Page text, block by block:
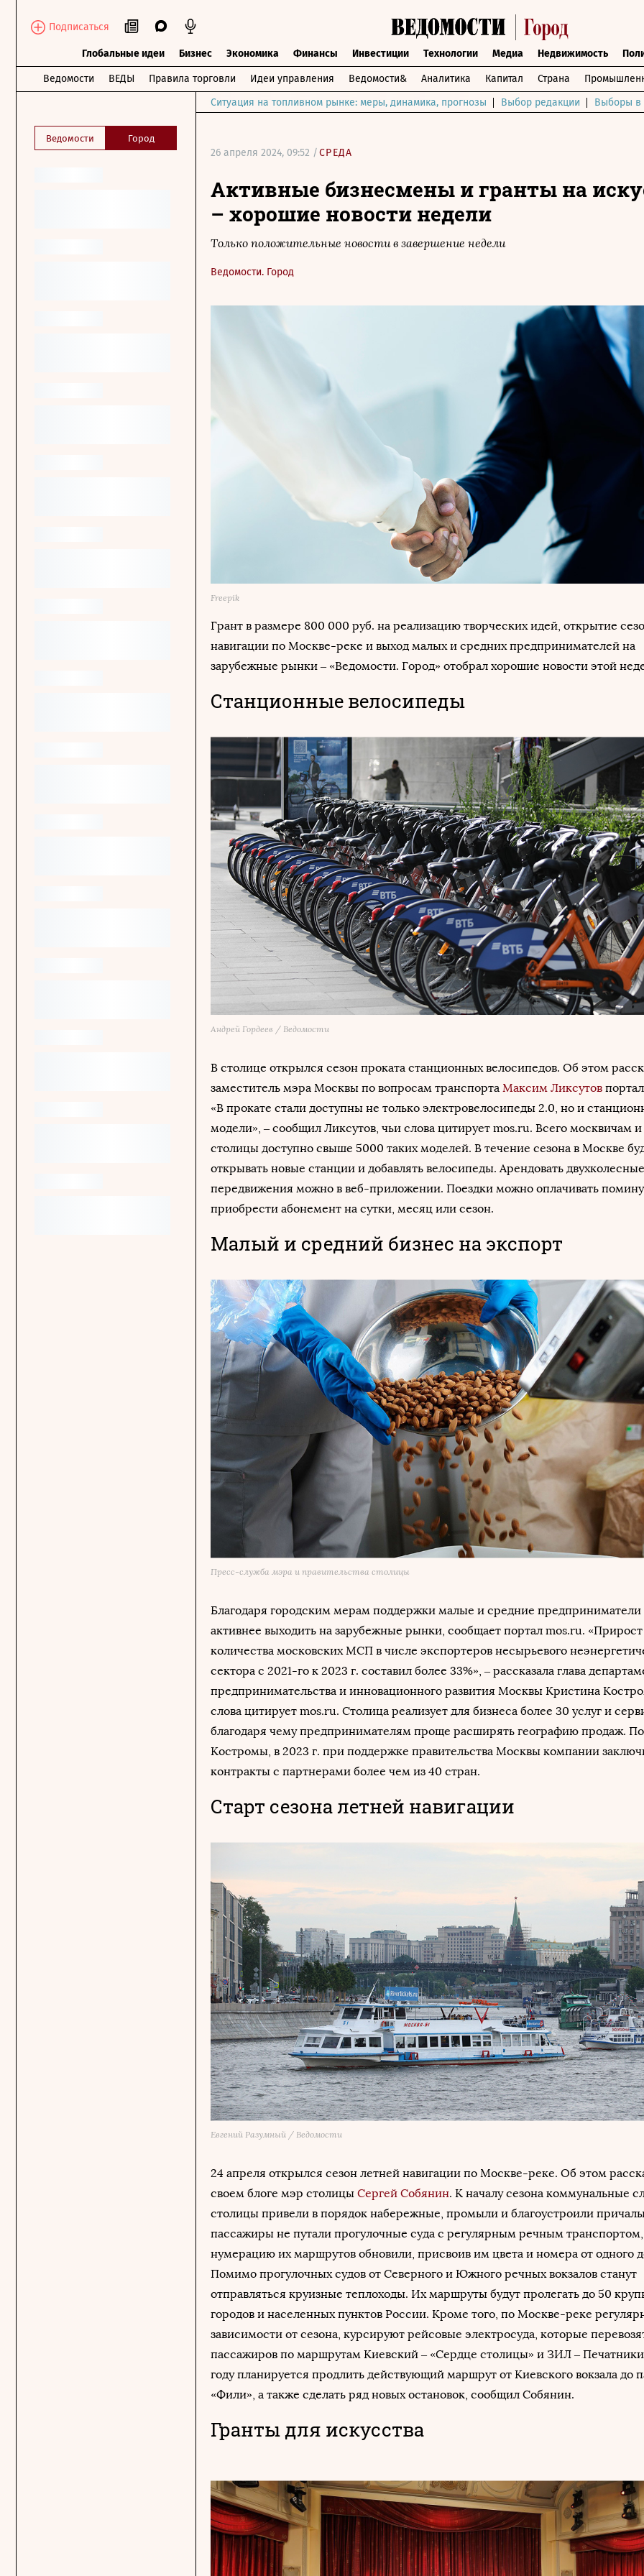
Подписаться
Глобальные идеи Бизнес Экономика Финансы Инвестиции Технологии Медиа Недвижимость
Ведомости ВЕДЫ Правила торговли Идеи управления Ведомости& Аналитика Капитал Страна
Ведомости Город
Ситуация на топливном рынке: меры, динамика, прогнозы Выбор редакции Выборы в
26 апреля 2024, 09:52 /СРЕДА
Активные бизнесмены и гранты на
– хорошие новости недели
Только положительные новости в завершение недели
Ведомости. Город
Freepik
Грант в размере 800 000 руб. на реализацию творческих идей, открытие
навигации по Москве-реке и выход малых и средних предпринимателей на
зарубежные рынки – «Ведомости. Город» отобрал хорошие новости этой
Станционные велосипеды
Андрей Гордеев / Ведомости
В столице открылся сезон проката станционных велосипедов. Об этом
заместитель мэра Москвы по вопросам транспорта Максим Ликсутов
«В прокате стали доступны не только электровелосипеды 2.0, но и
модели», – сообщил Ликсутов, чьи слова цитирует mos.ru. Всего москвичам
столицы доступно свыше 5000 таких моделей. В течение сезона в Москве
открывать новые станции и добавлять велосипеды. Арендовать
передвижения можно в веб-приложении. Поездки можно оплачивать
приобрести абонемент на сутки, месяц или сезон.
Малый и средний бизнес на экспорт
Пресс-служба мэра и правительства столицы
Благодаря городским мерам поддержки малые и средние предприниматели
активнее выходить на зарубежные рынки, сообщает портал mos.ru. «Прирост
количества московских МСП в числе экспортеров несырьевого
сектора с 2021-го к 2023 г. составил более 33%», – рассказала глава
предпринимательства и инновационного развития Москвы Кристина
слова цитирует mos.ru. Столица реализует для бизнеса более 30 услуг и
благодаря чему предпринимателям проще расширять географию продаж.
Костромы, в 2023 г. при поддержке правительства Москвы компании
контракты с партнерами более чем из 40 стран.
Старт сезона летней навигации
Евгений Разумный / Ведомости
24 апреля открылся сезон летней навигации по Москве-реке. Об этом
своем блоге мэр столицы Сергей Собянин. К началу сезона коммунальные
столицы привели в порядок набережные, промыли и благоустроили
пассажиры не путали прогулочные суда с регулярным речным транспортом,
нумерацию их маршрутов обновили, присвоив им цвета и номера от одного
Помимо прогулочных судов от Северного и Южного речных вокзалов станут
отправляться круизные теплоходы. Их маршруты будут пролегать до 50
городов и населенных пунктов России. Кроме того, по Москве-реке
зависимости от сезона, курсируют рейсовые электросуда, которые
пассажиров по маршрутам Киевский – «Сердце столицы» и ЗИЛ –
году планируется продлить действующий маршрут от Киевского вокзала до
«Фили», а также сделать ряд новых остановок, сообщил Собянин.
Гранты для искусства